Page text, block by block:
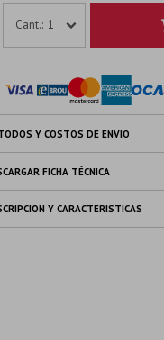
1
Y COSTOS DE ENVIO
FICHA TÉCNICA
Y CARACTERISTICAS